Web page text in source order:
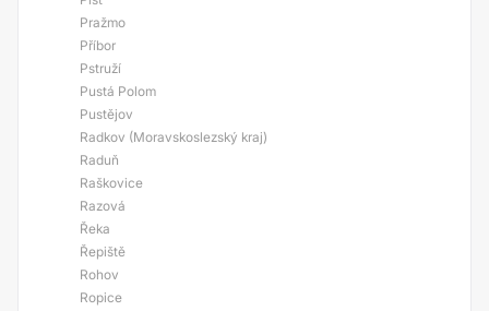
Pražmo
Příbor
Pstruží
Pustá Polom
Pustějov
Radkov (Moravskoslezský kraj)
Raduň
Raškovice
Razová
Řeka
Řepiště
Rohov
Ropice